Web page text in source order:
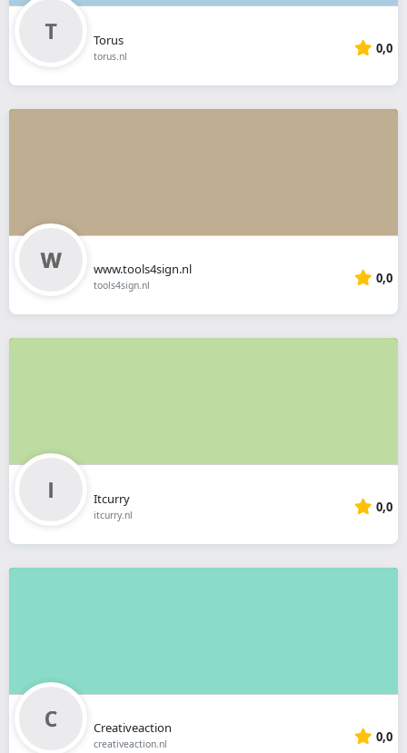
Torus
torus.nl 0,0
www.tools4sign.nl
tools4sign.nl 0,0
Itcurry
itcurry.nl 0,0
Creativeaction
creativeaction.nl 0,0